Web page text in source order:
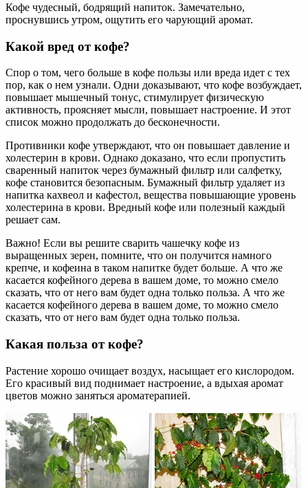
Кофе чудесный, бодрящий напиток. Замечательно,
проснувшись утром, ощутить его чарующий аромат.
Какой вред от кофе?
Спор о том, чего больше в кофе пользы или вреда идет с тех
пор, как о нем узнали. Одни доказывают, что кофе возбуждает,
повышает мышечный тонус, стимулирует физическую
активность, проясняет мысли, повышает настроение. И этот
список можно продолжать до бесконечности.
Противники кофе утверждают, что он повышает давление и
холестерин в крови. Однако доказано, что если пропустить
сваренный напиток через бумажный фильтр или салфетку,
кофе становится безопасным. Бумажный фильтр удаляет из
напитка кахвеол и кафестол, вещества повышающие уровень
холестерина в крови. Вредный кофе или полезный каждый
решает сам.
Важно! Если вы решите сварить чашечку кофе из
выращенных зерен, помните, что он получится намного
крепче, и кофеина в таком напитке будет больше. А что же
касается кофейного дерева в вашем доме, то можно смело
сказать, что от него вам будет одна только польза. А что же
касается кофейного дерева в вашем доме, то можно смело
сказать, что от него вам будет одна только польза.
Какая польза от кофе?
Растение хорошо очищает воздух, насыщает его кислородом.
Его красивый вид поднимает настроение, а вдыхая аромат
цветов можно заняться ароматерапией.